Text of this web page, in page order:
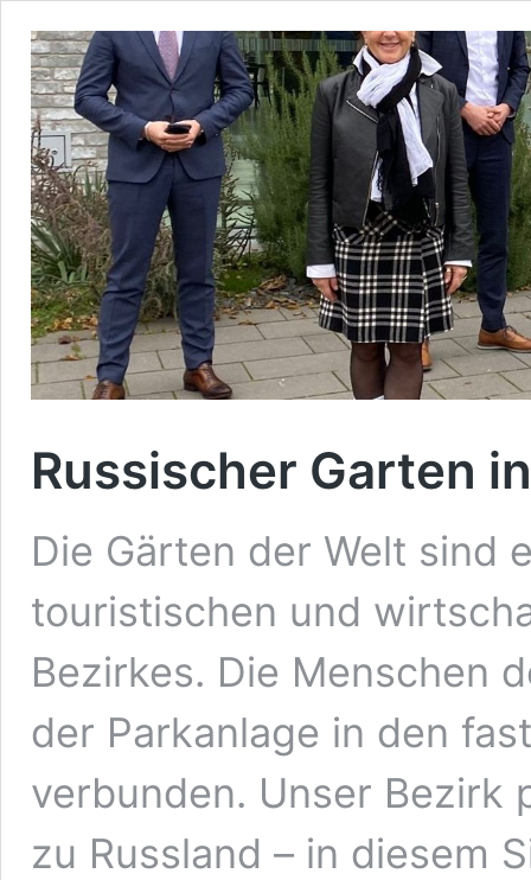
Russischer Garten
Die Gärten der Welt sind
touristischen und
Bezirkes. Die Menschen
der Parkanlage in den
verbunden. Unser Bezirk
zu Russland – in diesem